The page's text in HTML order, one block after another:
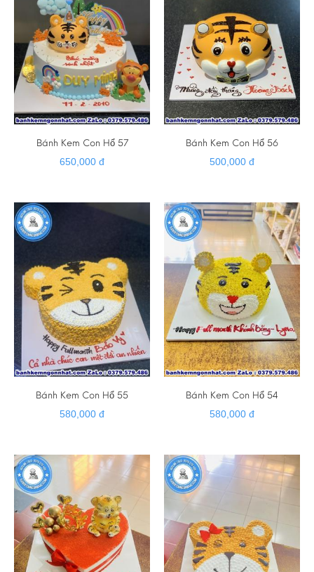
Bánh Kem Con Hổ 57
650,000 đ
Bánh Kem Con Hổ 56
500,000 đ
Bánh Kem Con Hổ 55
580,000 đ
Bánh Kem Con Hổ 54
580,000 đ